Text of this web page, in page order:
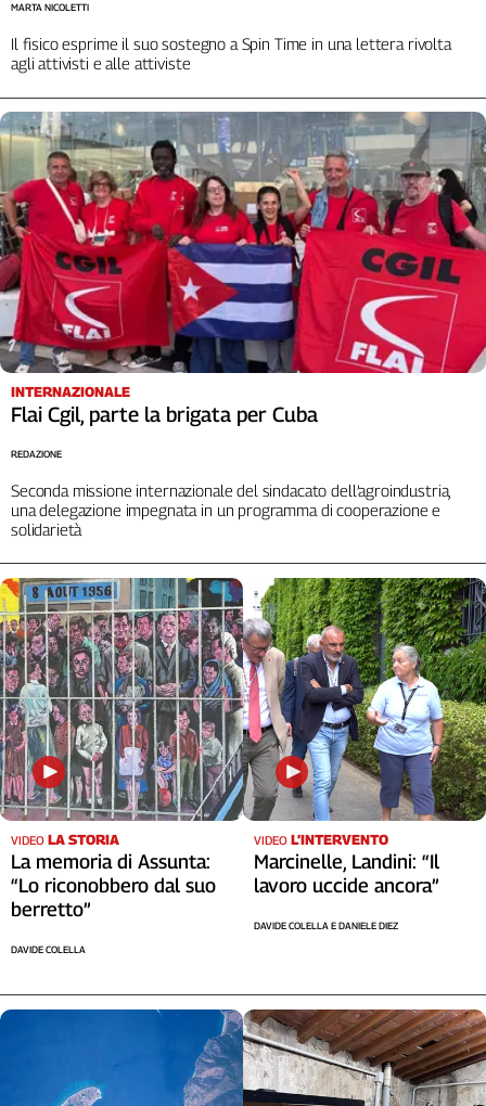
Il fisico esprime il suo sostegno a Spin Time in una lettera rivolta
agli attivisti e alle attiviste
MARTA NICOLETTI
INTERNAZIONALE
Flai Cgil, parte la brigata per Cuba
Seconda missione internazionale del sindacato dell’agroindustria,
una delegazione impegnata in un programma di cooperazione e
solidarietà
REDAZIONE
VIDEO LA STORIA
La memoria di Assunta:
“Lo riconobbero dal suo
berretto”
DAVIDE COLELLA
VIDEO L’INTERVENTO
Marcinelle, Landini: “Il
lavoro uccide ancora”
DAVIDE COLELLA E DANIELE DIEZ